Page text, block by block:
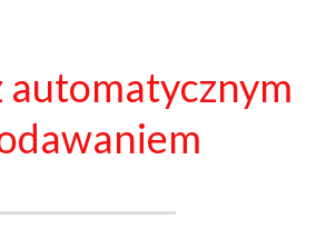
automatycznym